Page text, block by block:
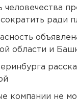
человечества
ради
области и
компании не